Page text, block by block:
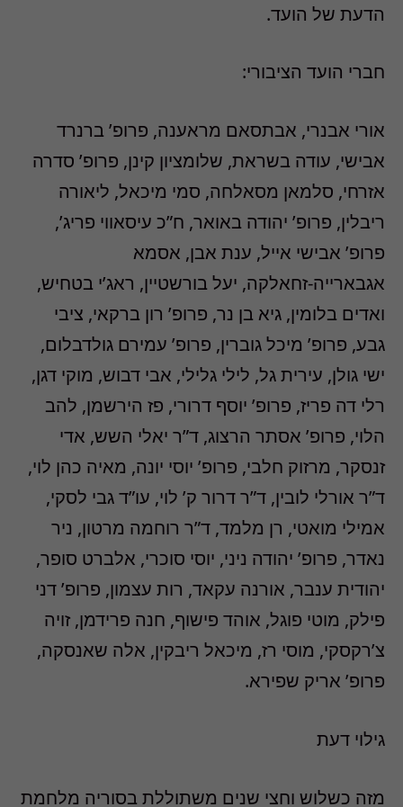
הדעת של הועד.
חברי הועד הציבורי:
אורי אבנרי, אבתסאם מראענה, פרופ’ ברנרד
אבישי, עודה בשראת, שלומציון קינן, פרופ’ סדרה
אזרחי, סלמאן מסאלחה, סמי מיכאל, ליאורה
ריבלין, פרופ’ יהודה באואר, ח”כ עיסאווי פריג’,
פרופ’ אבישי אייל, ענת אבן, אסמא
אגבארייה-זחאלקה, יעל בורשטיין, ראג’י בטחיש,
ואדים בלומין, גיא בן נר, פרופ’ רון ברקאי, ציבי
גבע, פרופ’ מיכל גוברין, פרופ’ עמירם גולדבלום,
ישי גולן, עירית גל, לילי גלילי, אבי דבוש, מוקי דגן,
רלי דה פריז, פרופ’ יוסף דרורי, פז הירשמן, להב
הלוי, פרופ’ אסתר הרצוג, ד”ר יאלי השש, אדי
זנסקר, מרזוק חלבי, פרופ’ יוסי יונה, מאיה כהן לוי,
ד”ר אורלי לובין, ד”ר דרור ק’ לוי, עו”ד גבי לסקי,
אמילי מואטי, רן מלמד, ד”ר רוחמה מרטון, ניר
נאדר, פרופ’ יהודה ניני, יוסי סוכרי, אלברט סופר,
יהודית ענבר, אורנה עקאד, רות עצמון, פרופ’ דני
פילק, מוטי פוגל, אוהד פישוף, חנה פרידמן, זויה
צ’רקסקי, מוסי רז, מיכאל ריבקין, אלה שאנסקה,
פרופ’ אריק שפירא.
גילוי דעת
מזה כשלוש וחצי שנים משתוללת בסוריה מלחמת